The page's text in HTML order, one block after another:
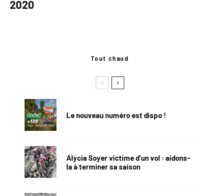
2020
Tout chaud
Le nouveau numéro est dispo !
Alycia Soyer victime d’un vol : aidons-
la à terminer sa saison